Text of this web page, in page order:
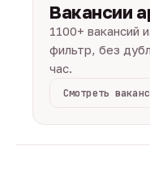
Вакансии
1100+ вакансий
фильтр, без
час.
Смотреть